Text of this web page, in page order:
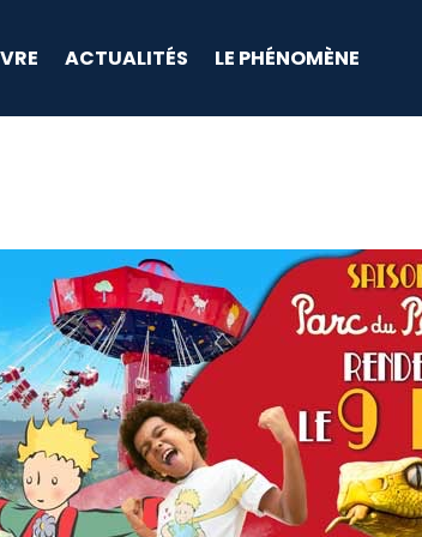
ACTUALITÉS LE PHÉNOMÈNE